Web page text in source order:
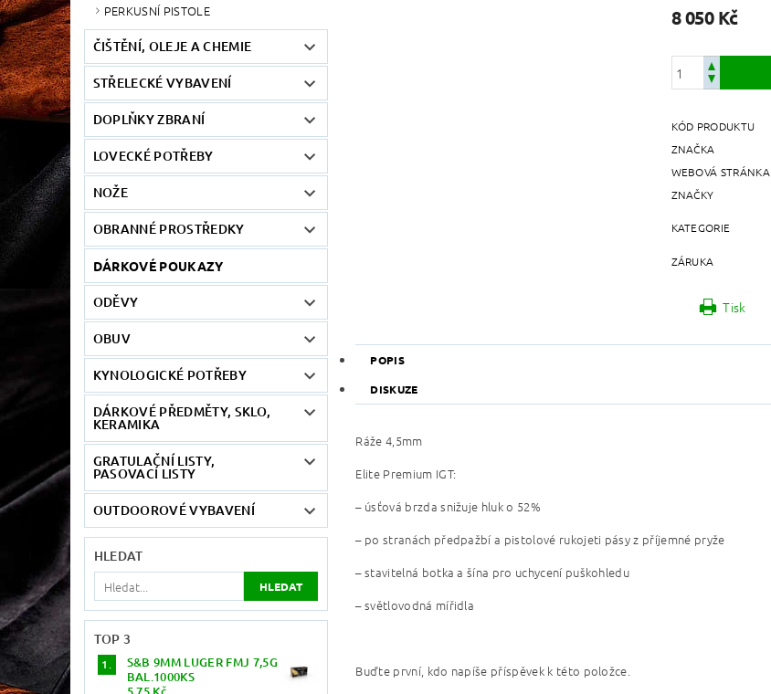
PERKUSNÍ PISTOLE
ČIŠTĚNÍ, OLEJE A CHEMIE
STŘELECKÉ VYBAVENÍ
DOPLŇKY ZBRANÍ
LOVECKÉ POTŘEBY
NOŽE
OBRANNÉ PROSTŘEDKY
DÁRKOVÉ POUKAZY
ODĚVY
OBUV
KYNOLOGICKÉ POTŘEBY
DÁRKOVÉ PŘEDMĚTY, SKLO,
KERAMIKA
GRATULAČNÍ LISTY,
PASOVACÍ LISTY
OUTDOOROVÉ VYBAVENÍ
HLEDAT
TOP 3
S&B 9MM LUGER FMJ 7,5G
BAL.1000KS
8 050 Kč
KÓD PRODUKTU
ZNAČKA
WEBOVÁ STRÁNKA
ZNAČKY
KATEGORIE
ZÁRUKA
Tisk
POPIS
DISKUZE
Ráže 4,5mm
Elite Premium IGT:
– úsťová brzda snižuje hluk o 52%
– po stranách předpažbí a pistolové rukojeti pásy z příjemné pryže
– stavitelná botka a šína pro uchycení puškohledu
– světlovodná mířidla
Buďte první, kdo napíše příspěvek k této položce.